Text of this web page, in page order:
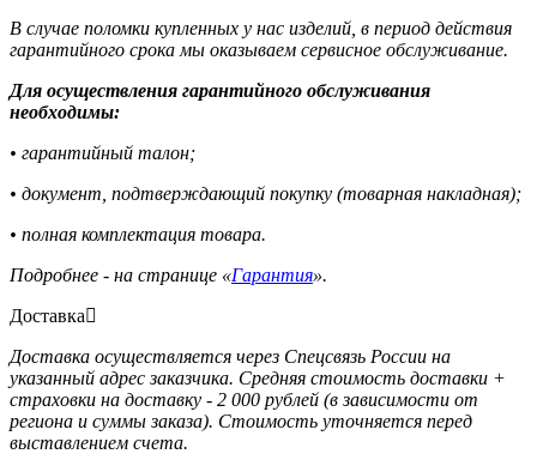
В случае поломки купленных у нас изделий, в период действия
гарантийного срока мы оказываем сервисное обслуживание.
Для осуществления гарантийного обслуживания
необходимы:
• гарантийный талон;
• документ, подтверждающий покупку (товарная накладная);
• полная комплектация товара.
Подробнее - на странице «Гарантия».
Доставка
Доставка осуществляется через Спецсвязь России на
указанный адрес заказчика. Средняя стоимость доставки +
страховки на доставку - 2 000 рублей (в зависимости от
региона и суммы заказа). Стоимость уточняется перед
выставлением счета.